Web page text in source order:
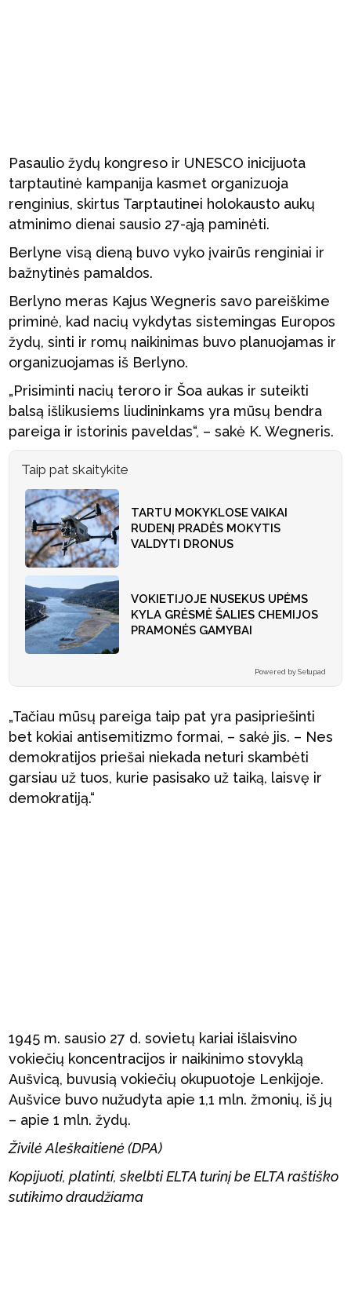
Pasaulio žydų kongreso ir UNESCO inicijuota
tarptautinė kampanija kasmet organizuoja
renginius, skirtus Tarptautinei holokausto aukų
atminimo dienai sausio 27-ąją paminėti.
Berlyne visą dieną buvo vyko įvairūs renginiai ir
bažnytinės pamaldos.
Berlyno meras Kajus Wegneris savo pareiškime
priminė, kad nacių vykdytas sistemingas Europos
žydų, sinti ir romų naikinimas buvo planuojamas ir
organizuojamas iš Berlyno.
„Prisiminti nacių teroro ir Šoa aukas ir suteikti
balsą išlikusiems liudininkams yra mūsų bendra
pareiga ir istorinis paveldas“, – sakė K. Wegneris.
Taip pat skaitykite
TARTU MOKYKLOSE VAIKAI
RUDENĮ PRADĖS MOKYTIS
VALDYTI DRONUS
VOKIETIJOJE NUSEKUS UPĖMS
KYLA GRĖSMĖ ŠALIES CHEMIJOS
PRAMONĖS GAMYBAI
Powered by Setupad
„Tačiau mūsų pareiga taip pat yra pasipriešinti
bet kokiai antisemitizmo formai, – sakė jis. – Nes
demokratijos priešai niekada neturi skambėti
garsiau už tuos, kurie pasisako už taiką, laisvę ir
demokratiją.“
1945 m. sausio 27 d. sovietų kariai išlaisvino
vokiečių koncentracijos ir naikinimo stovyklą
Aušvicą, buvusią vokiečių okupuotoje Lenkijoje.
Aušvice buvo nužudyta apie 1,1 mln. žmonių, iš jų
– apie 1 mln. žydų.
Živilė Aleškaitienė (DPA)
Kopijuoti, platinti, skelbti ELTA turinį be ELTA raštiško
sutikimo draudžiama